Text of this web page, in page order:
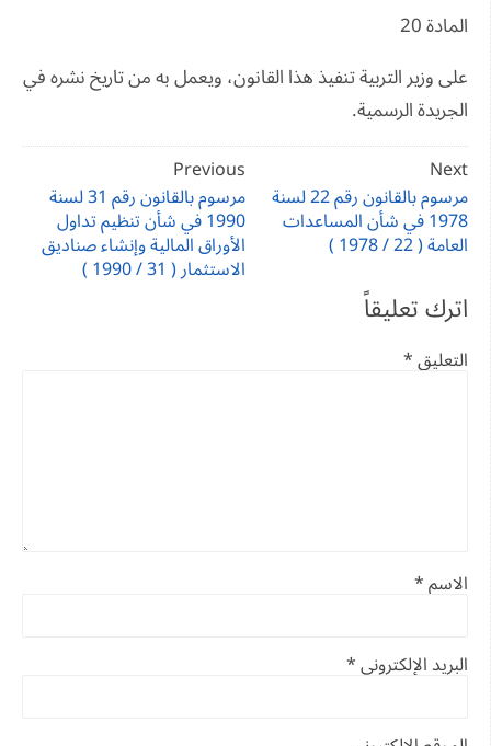
المادة 20
على وزير التربية تنفيذ هذا القانون، ويعمل به من تاريخ نشره في
الجريدة الرسمية.
تصفّح
المقالات
Previous
مرسوم بالقانون رقم 31 لسنة
1990 في شأن تنظيم تداول
الأوراق المالية وإنشاء صناديق
الاستثمار ( 31 / 1990 )
Next
مرسوم بالقانون رقم 22 لسنة
1978 في شأن المساعدات
العامة ( 22 / 1978 )
اترك تعليقاً
التعليق*
الاسم*
البريد الإلكتروني*